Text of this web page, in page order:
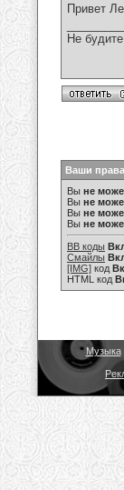
Привет
Не
Ваши
Вы не
Вы не
Вы не
Вы не
BB коды
Смайлы
[IMG] код
HTML код
Музыка